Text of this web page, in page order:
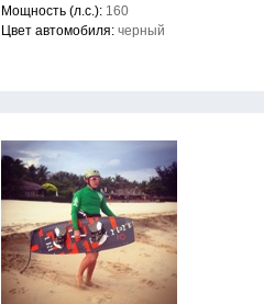
Мощность (л.с.): 160
Цвет автомобиля: черный